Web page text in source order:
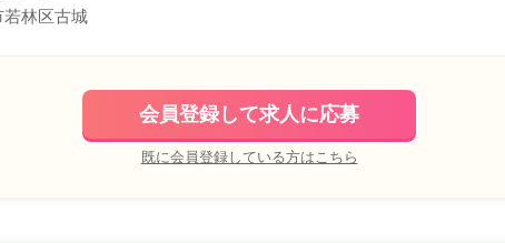
林区古城
会員登録して求人に応募
既に会員登録している方はこちら